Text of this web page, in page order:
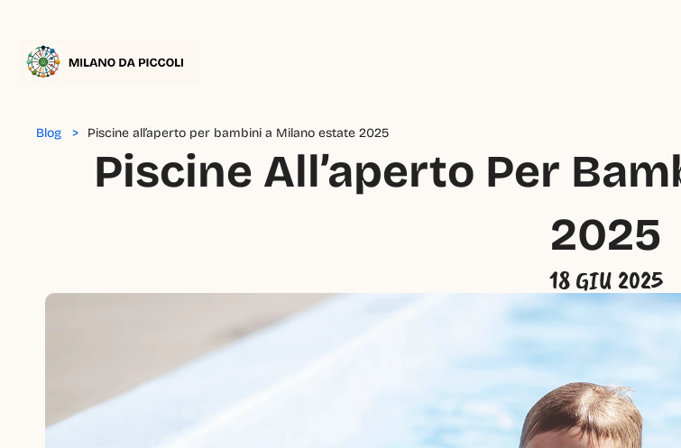
Blog   > Piscine all’aperto per bambini a Milano estate 2025
Piscine All’aperto Per
2025
18 GIU 2025